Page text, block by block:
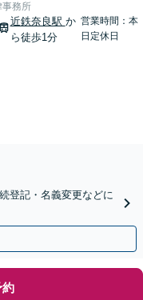
事務所
近鉄奈良駅 か
ら徒歩1分
営業時間：本
日定休日
登記・名義変更などに